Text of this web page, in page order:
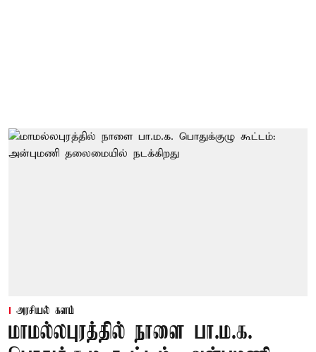
அரசியல் களம்
மாமல்லபுரத்தில் நாளை பா.ம.க.